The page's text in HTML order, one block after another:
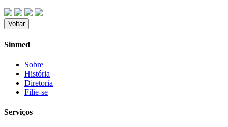
Voltar
Sinmed
Sobre
História
Diretoria
Filie-se
Serviços